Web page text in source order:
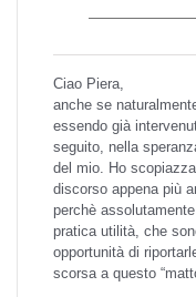
Ciao Piera,
anche se
essendo già
seguito, nella
del mio. Ho
discorso appena più
perchè
pratica utilità, che
opportunità di
scorsa a questo